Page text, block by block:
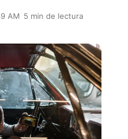
AM 5 min de lectura